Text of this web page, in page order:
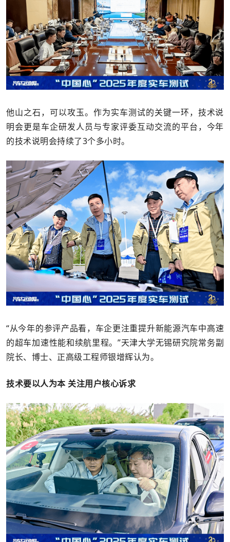
他山之石，可以攻玉。作为实车测试的关键一环，技术说
明会更是车企研发人员与专家评委互动交流的平台，今年
的技术说明会持续了3个多小时。
“从今年的参评产品看，车企更注重提升新能源汽车中高速
的超车加速性能和续航里程。”天津大学无锡研究院常务副
院长、博士、正高级工程师银增辉认为。
技术要以人为本 关注用户核心诉求